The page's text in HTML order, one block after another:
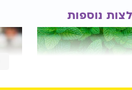
נוספות